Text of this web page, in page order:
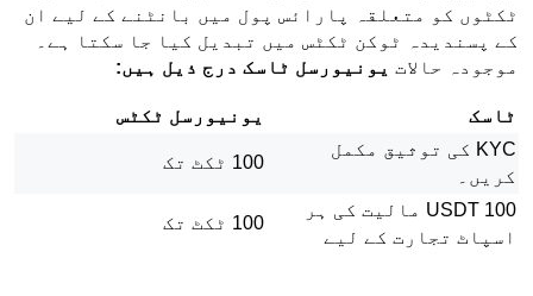
ٹکٹوں کو متعلقہ پارائس پول میں بانٹنے کے لیے ان
کے پسندیدہ ٹوکن ٹکٹس میں تبدیل کیا جا سکتا ہے۔
موجودہ حالات یونیورسل ٹاسک درج ذیل ہیں:
ٹاسک
یونیورسل ٹکٹس
KYC کی توثیق مکمل
کریں۔
100 ٹکٹ تک
100 USDT مالیت کی ہر
اسپاٹ تجارت کے لیے
100 ٹکٹ تک